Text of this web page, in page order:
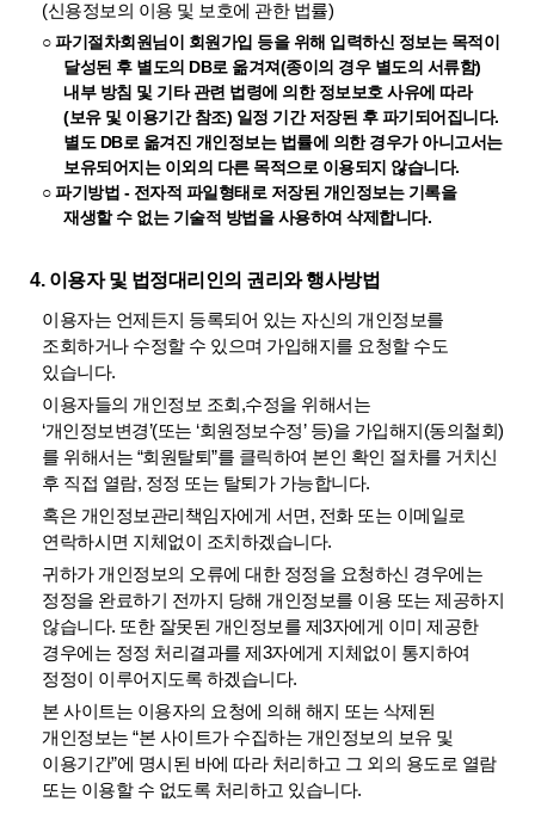
(신용정보의 이용 및 보호에 관한 법률)
○ 파기절차회원님이 회원가입 등을 위해 입력하신 정보는 목적이
달성된 후 별도의 DB로 옮겨져(종이의 경우 별도의 서류함)
내부 방침 및 기타 관련 법령에 의한 정보보호 사유에 따라
(보유 및 이용기간 참조) 일정 기간 저장된 후 파기되어집니다.
별도 DB로 옮겨진 개인정보는 법률에 의한 경우가 아니고서는
보유되어지는 이외의 다른 목적으로 이용되지 않습니다.
○ 파기방법 - 전자적 파일형태로 저장된 개인정보는 기록을
재생할 수 없는 기술적 방법을 사용하여 삭제합니다.
4. 이용자 및 법정대리인의 권리와 행사방법
이용자는 언제든지 등록되어 있는 자신의 개인정보를
조회하거나 수정할 수 있으며 가입해지를 요청할 수도
있습니다.
이용자들의 개인정보 조회,수정을 위해서는
‘개인정보변경’(또는 ‘회원정보수정’ 등)을 가입해지(동의철회)
를 위해서는 “회원탈퇴”를 클릭하여 본인 확인 절차를 거치신
후 직접 열람, 정정 또는 탈퇴가 가능합니다.
혹은 개인정보관리책임자에게 서면, 전화 또는 이메일로
연락하시면 지체없이 조치하겠습니다.
귀하가 개인정보의 오류에 대한 정정을 요청하신 경우에는
정정을 완료하기 전까지 당해 개인정보를 이용 또는 제공하지
않습니다. 또한 잘못된 개인정보를 제3자에게 이미 제공한
경우에는 정정 처리결과를 제3자에게 지체없이 통지하여
정정이 이루어지도록 하겠습니다.
본 사이트는 이용자의 요청에 의해 해지 또는 삭제된
개인정보는 “본 사이트가 수집하는 개인정보의 보유 및
이용기간”에 명시된 바에 따라 처리하고 그 외의 용도로 열람
또는 이용할 수 없도록 처리하고 있습니다.